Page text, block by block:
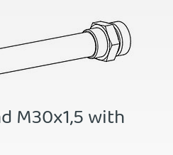
M30x1,5 with